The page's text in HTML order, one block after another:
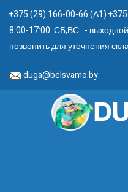
+375 (29) 166-00-66 (А1)
8:00-17:00 СБ,ВС -
позвонить для уточнения
duga@belsvamo.by